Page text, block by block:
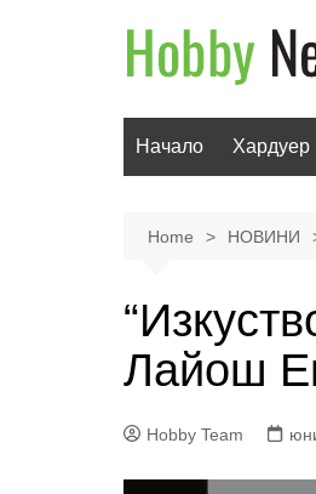
Начало Хардуер
Фото и
Home НОВИНИ
Лайош
Hobby Team